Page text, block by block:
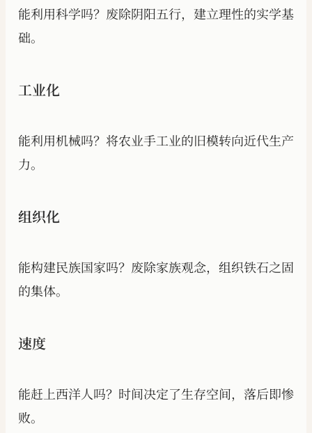
能利用科学吗？废除阴阳五行，建立理性的实学基
础。
工业化
能利用机械吗？将农业手工业的旧模转向近代生产
力。
组织化
能构建民族国家吗？废除家族观念，组织铁石之固
的集体。
速度
能赶上西洋人吗？时间决定了生存空间，落后即惨
败。